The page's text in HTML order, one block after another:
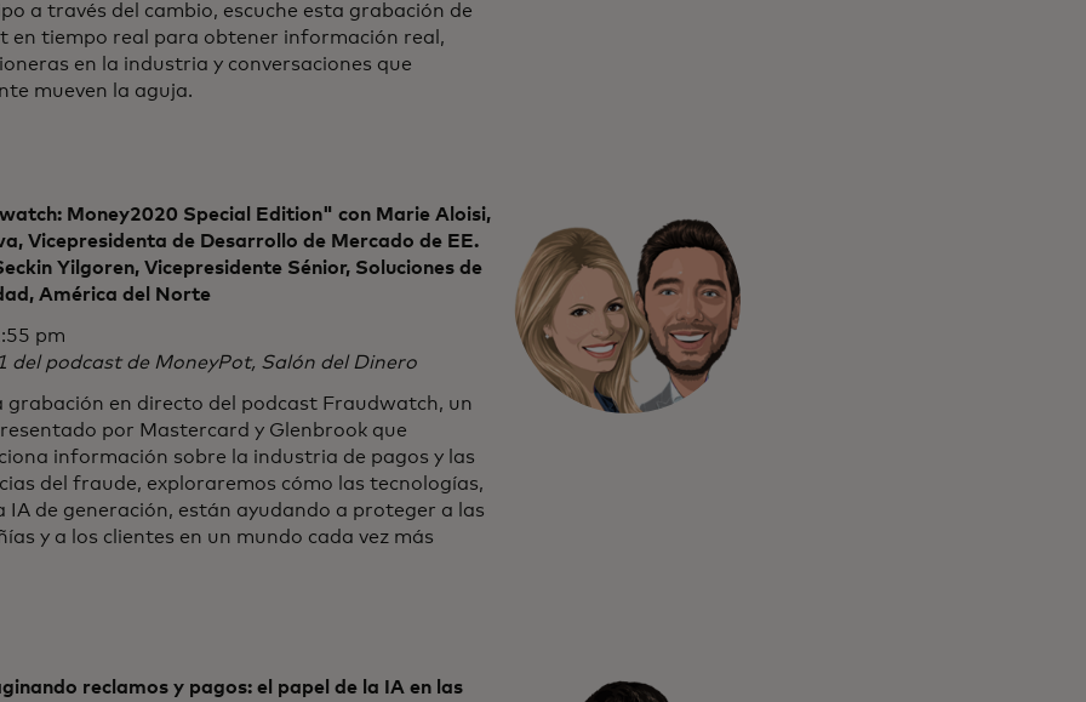
a través del cambio, escuche esta grabación de
en tiempo real para obtener información real,
en la industria y conversaciones que
mueven la aguja.
Money2020 Special Edition" con Marie Aloisi,
Vicepresidenta de Desarrollo de Mercado de EE.
Yilgoren, Vicepresidente Sénior, Soluciones de
América del Norte
pm
del podcast de MoneyPot, Salón del Dinero
grabación en directo del podcast Fraudwatch, un
por Mastercard y Glenbrook que
información sobre la industria de pagos y las
del fraude, exploraremos cómo las tecnologías,
IA de generación, están ayudando a proteger a las
y a los clientes en un mundo cada vez más
reclamos y pagos: el papel de la IA en las